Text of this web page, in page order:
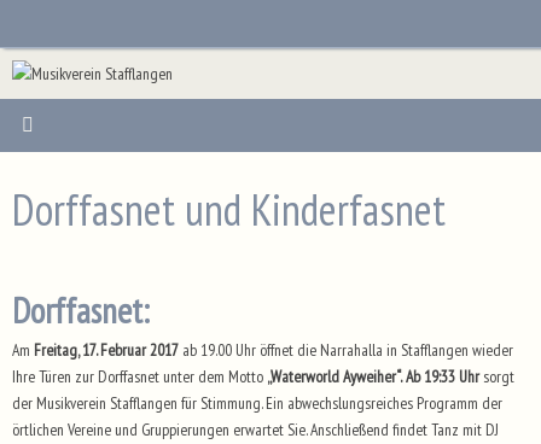
springen
Dorffasnet und Kinderfasnet
Dorffasnet:
Am Freitag, 17. Februar 2017 ab 19.00 Uhr öffnet die Narrahalla in Stafflangen wieder
Ihre Türen zur Dorffasnet unter dem Motto „Waterworld Ayweiher“.Ab 19:33 Uhrsorgt
der Musikverein Stafflangen für Stimmung. Ein abwechslungsreiches Programm der
örtlichen Vereine und Gruppierungen erwartet Sie. Anschließend findet Tanz mit DJ